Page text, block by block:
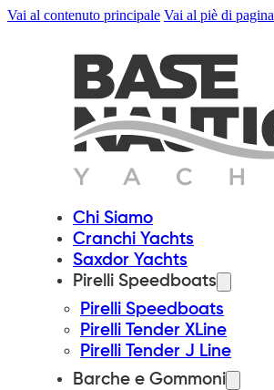
Vai al contenuto principale Vai al piè di pagina
Chi Siamo
Cranchi Yachts
Saxdor Yachts
Pirelli Speedboats
Pirelli Speedboats
Pirelli Tender XLine
Pirelli Tender J Line
Barche e Gommoni